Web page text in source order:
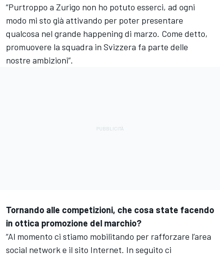
“Purtroppo a Zurigo non ho potuto esserci, ad ogni
modo mi sto già attivando per poter presentare
qualcosa nel grande happening di marzo. Come detto,
promuovere la squadra in Svizzera fa parte delle
nostre ambizioni”.
Tornando alle competizioni, che cosa state facendo
in ottica promozione del marchio?
“Al momento ci stiamo mobilitando per rafforzare l’area
social network e il sito Internet. In seguito ci